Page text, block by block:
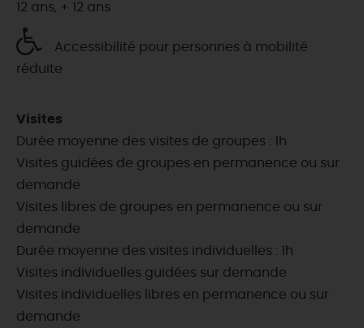
12 ans, + 12 ans
Accessibilité pour personnes à mobilité
réduite
Visites
Durée moyenne des visites de groupes : 1h
Visites guidées de groupes en permanence ou sur
demande
Visites libres de groupes en permanence ou sur
demande
Durée moyenne des visites individuelles : 1h
Visites individuelles guidées sur demande
Visites individuelles libres en permanence ou sur
demande